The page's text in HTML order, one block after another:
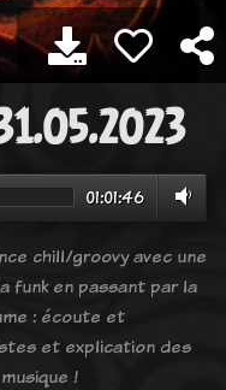
01:01:46
chill/groovy avec une
funk en passant par la
: écoute et
et explication des
!